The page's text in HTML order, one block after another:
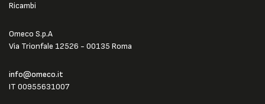
Omeco S.p.A
Via Trionfale 12526 - 00135 Roma
info@omeco.it
IT 00955631007
Ricambi